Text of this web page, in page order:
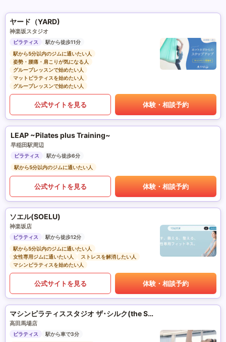
ヤード（YARD)
神楽坂スタジオ
ピラティス
駅から徒歩11分
駅から5分以内のジムに通いたい人
姿勢・腰痛・肩こりが気になる人
グループレッスンで始めたい人
マットピラティスを始めたい人
グループレッスンで始めたい人
公式サイトを見る 体験・相談予約
LEAP ~Pilates plus Training~
早稲田駅周辺
ピラティス
駅から徒歩6分
駅から5分以内のジムに通いたい人
公式サイトを見る 体験・相談予約
ソエル(SOELU)
神楽坂店
ピラティス
駅から徒歩12分
駅から5分以内のジムに通いたい人
女性専用ジムに通いたい人
ストレスを解消したい人
マシンピラティスを始めたい人
公式サイトを見る 体験・相談予約
マシンピラティススタジオ ザ･シルク(the SILK)
高田馬場店
ピラティス
駅から車で3分